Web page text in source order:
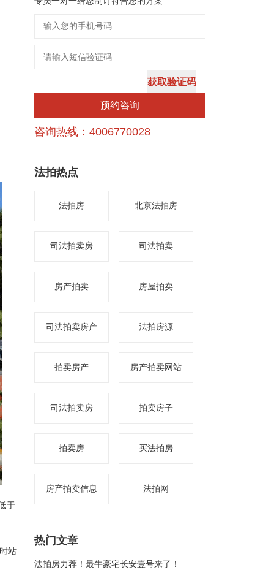
于
站
获取验证码
预约咨询
咨询热线：4006770028
法拍热点
法拍房 北京法拍房
司法拍卖房 司法拍卖
房产拍卖 房屋拍卖
司法拍卖房产 法拍房源
拍卖房产 房产拍卖网站
司法拍卖房 拍卖房子
拍卖房 买法拍房
房产拍卖信息 法拍网
热门文章
法拍房力荐！最牛豪宅长安壹号来了！